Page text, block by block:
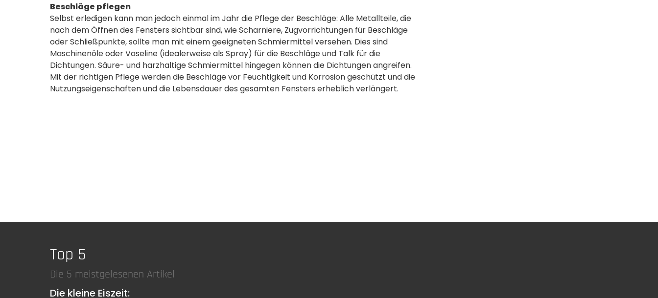
Beschläge pflegen
Selbst erledigen kann man jedoch einmal im Jahr die Pflege der Beschläge: Alle Metallteile, die
nach dem Öffnen des Fensters sichtbar sind, wie Scharniere, Zugvorrichtungen für Beschläge
oder Schließpunkte, sollte man mit einem geeigneten Schmiermittel versehen. Dies sind
Maschinenöle oder Vaseline (idealerweise als Spray) für die Beschläge und Talk für die
Dichtungen. Säure- und harzhaltige Schmiermittel hingegen können die Dichtungen angreifen.
Mit der richtigen Pflege werden die Beschläge vor Feuchtigkeit und Korrosion geschützt und die
Nutzungseigenschaften und die Lebensdauer des gesamten Fensters erheblich verlängert.
Top 5
Die 5 meistgelesenen Artikel
Die kleine Eiszeit: